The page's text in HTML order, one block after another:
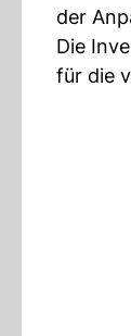
der
Die
für die